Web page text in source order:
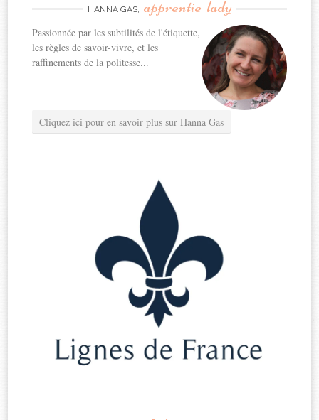
HANNA GAS, apprentie-lady
Passionnée par les subtilités de l'étiquette,
les règles de savoir-vivre, et les
raffinements de la politesse...
Cliquez ici pour en savoir plus sur Hanna Gas